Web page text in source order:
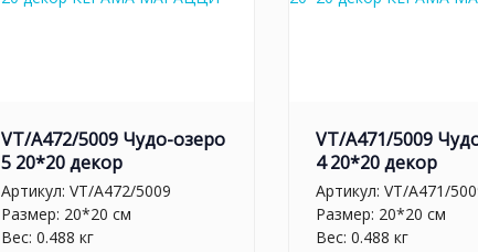
VT/A472/5009 Чудо-озеро
5 20*20 декор
Артикул: VT/A472/5009
Размер: 20*20 см
Вес: 0.488 кг
VT/A471/5009
4 20*20 декор
Артикул: VT/A471/
Размер: 20*20 см
Вес: 0.488 кг